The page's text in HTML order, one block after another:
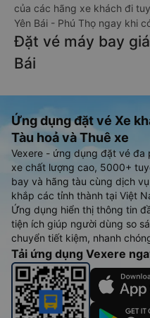
của các hãng xe khách đi
Yên Bái - Phú Thọ ngay khi
Đặt vé máy bay
Bái
Ứng dụng đặt vé Xe
Tàu hoả và Thuê xe
Vexere - ứng dụng đặt vé đa
xe chất lượng cao, 5000+
bay và hãng tàu cùng dịch
khắp các tỉnh thành tại Việt
Ứng dụng hiển thị thông tin
tiện ích giúp người dùng so
chuyển tiết kiệm, nhanh
Tải ứng dụng Vexere